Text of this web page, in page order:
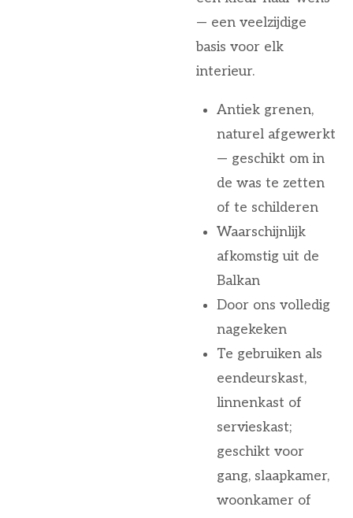
— een veelzijdige
basis voor elk
interieur.
Antiek grenen,
naturel afgewerkt
— geschikt om in
de was te zetten
of te schilderen
Waarschijnlijk
afkomstig uit de
Balkan
Door ons volledig
nagekeken
Te gebruiken als
eendeurskast,
linnenkast of
servieskast;
geschikt voor
gang, slaapkamer,
woonkamer of